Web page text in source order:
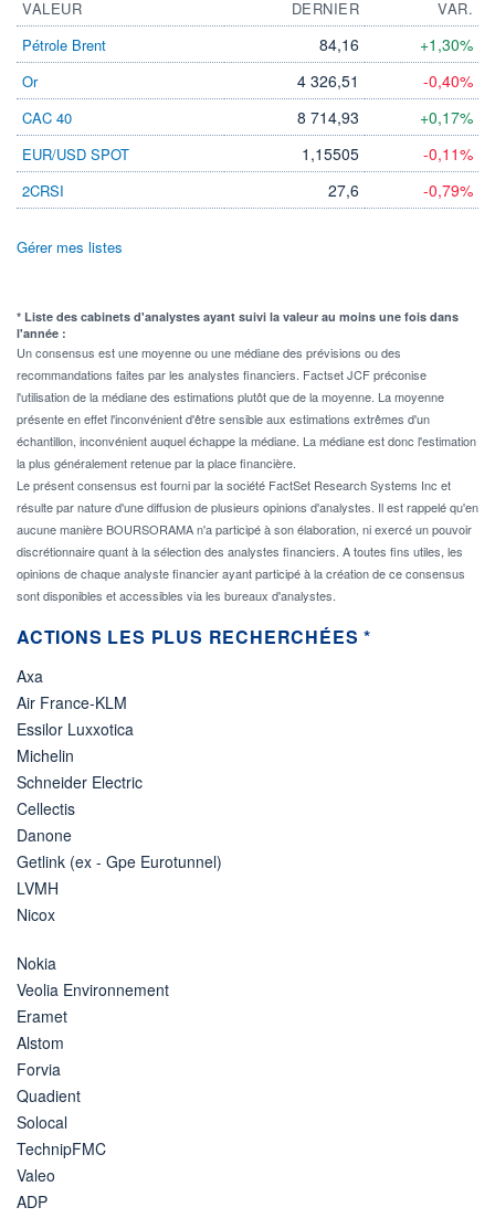
VALEUR DERNIER
VAR.
Pétrole Brent
84,16 +1,30%
Or 4 326,51 -0,40%
CAC 40 8 714,93 +0,17%
EUR/USD SPOT 1,15505 -0,11%
2CRSI 27,6 -0,79%
Gérer mes listes
* Liste des cabinets d'analystes ayant suivi la valeur au moins une fois dans
l'année :
Un consensus est une moyenne ou une médiane des prévisions ou des
recommandations faites par les analystes financiers. Factset JCF préconise
l'utilisation de la médiane des estimations plutôt que de la moyenne. La moyenne
présente en effet l'inconvénient d'être sensible aux estimations extrêmes d'un
échantillon, inconvénient auquel échappe la médiane. La médiane est donc l'estimation
la plus généralement retenue par la place financière.
Le présent consensus est fourni par la société FactSet Research Systems Inc et
résulte par nature d'une diffusion de plusieurs opinions d'analystes. Il est rappelé qu'en
aucune manière BOURSORAMA n'a participé à son élaboration, ni exercé un pouvoir
discrétionnaire quant à la sélection des analystes financiers. A toutes fins utiles, les
opinions de chaque analyste financier ayant participé à la création de ce consensus
sont disponibles et accessibles via les bureaux d'analystes.
ACTIONS LES PLUS RECHERCHÉES *
Axa
Air France-KLM
Essilor Luxxotica
Michelin
Schneider Electric
Cellectis
Danone
Getlink (ex - Gpe Eurotunnel)
LVMH
Nicox
Nokia
Veolia Environnement
Eramet
Alstom
Forvia
Quadient
Solocal
TechnipFMC
Valeo
ADP